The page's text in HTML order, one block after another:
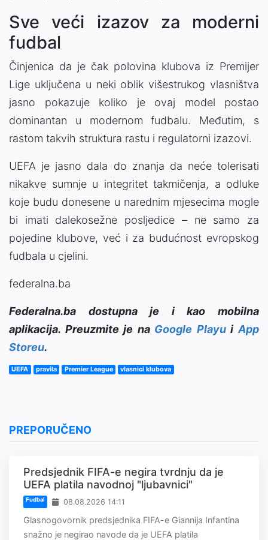
Sve veći izazov za moderni
fudbal
Činjenica da je čak polovina klubova iz Premijer
Lige uključena u neki oblik višestrukog vlasništva
jasno pokazuje koliko je ovaj model postao
dominantan u modernom fudbalu. Međutim, s
rastom takvih struktura rastu i regulatorni izazovi.
UEFA je jasno dala do znanja da neće tolerisati
nikakve sumnje u integritet takmičenja, a odluke
koje budu donesene u narednim mjesecima mogle
bi imati dalekosežne posljedice – ne samo za
pojedine klubove, već i za budućnost evropskog
fudbala u cjelini.
federalna.ba
Federalna.ba dostupna je i kao mobilna
aplikacija. Preuzmite je na Google PlayuiApp
Storeu.
UEFA pravila Premier League vlasnici klubova
PREPORUČENO
Predsjednik FIFA-e negira tvrdnju da je
UEFA platila navodnoj "ljubavnici"
Fudbal 08.08.2026 14:11
Glasnogovornik predsjednika FIFA-e Giannija Infantina
snažno je negirao navode da je UEFA platila